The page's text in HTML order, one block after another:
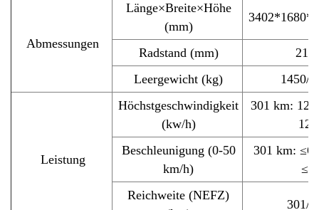
Abmessungen
Länge×Breite×Höhe
(mm)
Radstand (mm)
Leergewicht (kg)
1450/
Leistung
Höchstgeschwindigkeit
(kw/h)
301 km:
125
Beschleunigung (0-50
km/h)
301 km:
≤5
Reichweite (NEFZ)
301/